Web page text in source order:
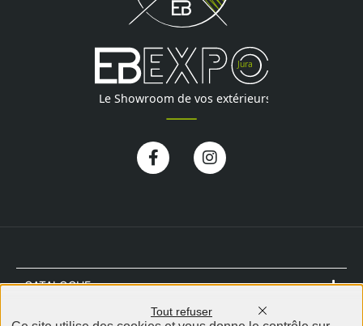
Facebook-
f
Instagram
CATALOGUE
NOTRE MAGASIN
Tout refuser